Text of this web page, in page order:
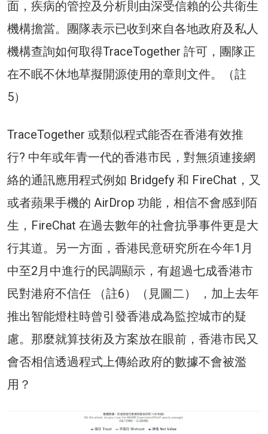
面，疾病的管控及分析則由深受信賴的公共衛生
機構擔當。團隊表示已收到來自各地政府及私人
機構查詢如何取得TraceTogether 許可，團隊正
在不眠不休地草擬開源使用的章則文件。（註
5）
TraceTogether 或類似程式能否在香港有效推
行? 中年或年青一代的香港市民，對無須連接網
絡的通訊應用程式例如 Bridgefy 和 FireChat，又
或者蘋果手機的 AirDrop 功能，相信不會感到陌
生，FireChat 在過去數年的社會抗爭事件更是大
行其道。另一方面，香港民意研究所在今年1月
中至2月中進行的民調顯示，有超過七成香港市
民對港府不信任 （註6）（見圖二） ，加上去年
推出智能燈柱時曾引發香港成為監控城市的疑
慮。那麼就算技術及方案放在眼前，香港市民又
會否相信透過程式上傳給政府的數據不會被濫
用？